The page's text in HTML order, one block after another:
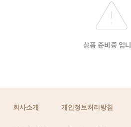
상품 준비중 입
회사소개 개인정보처리방침